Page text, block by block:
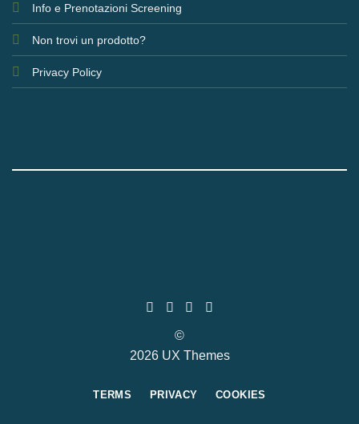
Info e Prenotazioni Screening
Non trovi un prodotto?
Privacy Policy
©
2026 UX Themes
TERMS PRIVACY COOKIES